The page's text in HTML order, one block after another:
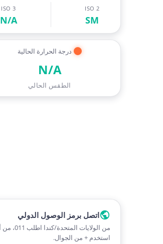
ISO 2
SM
ISO 3
N/A
درجة الحرارة الحالية
N/A
الطقس الحالي
اتصل برمز الوصول الدولي
استخدم + من الجوال.